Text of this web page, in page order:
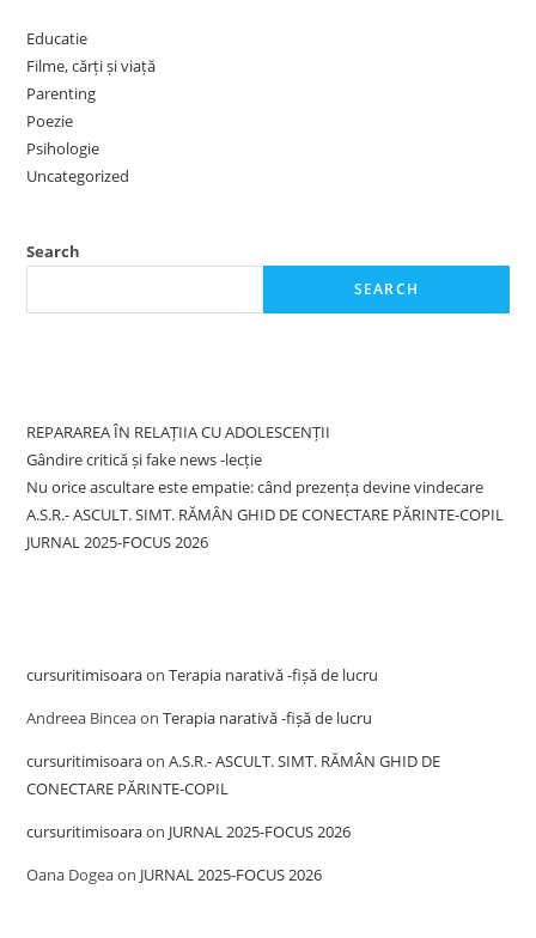
Educatie
Filme, cărți și viață
Parenting
Poezie
Psihologie
Uncategorized
Search
SEARCH
REPARAREA ÎN RELAȚIIA CU ADOLESCENȚII
Gândire critică și fake news -lecție
Nu orice ascultare este empatie: când prezența devine vindecare
A.S.R.- ASCULT. SIMT. RĂMÂN GHID DE CONECTARE PĂRINTE-COPIL
JURNAL 2025-FOCUS 2026
cursuritimisoaraonTerapia narativă -fișă de lucru
Andreea BinceaonTerapia narativă -fișă de lucru
cursuritimisoaraonA.S.R.- ASCULT. SIMT. RĂMÂN GHID DE
CONECTARE PĂRINTE-COPIL
cursuritimisoaraon JURNAL 2025-FOCUS 2026
Oana Dogeaon JURNAL 2025-FOCUS 2026